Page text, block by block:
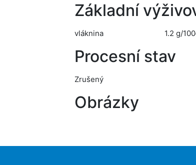
Základní
vláknina 1.2 g/
Procesní stav
Zrušený
Obrázky